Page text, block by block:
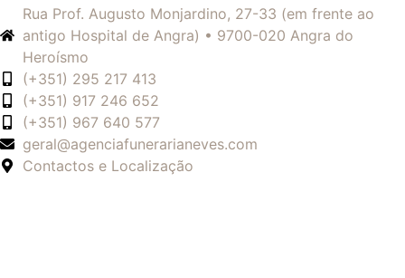
Rua Prof. Augusto Monjardino, 27-33 (em frente ao
antigo Hospital de Angra) • 9700-020 Angra do
Heroísmo
(+351) 295 217 413
(+351) 917 246 652
(+351) 967 640 577
geral@agenciafunerarianeves.com
Contactos e Localização